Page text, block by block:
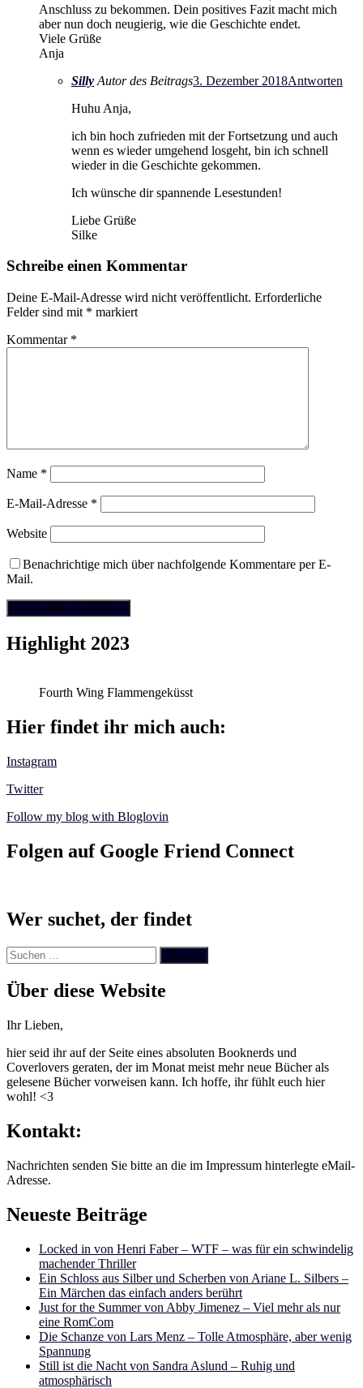
Anschluss zu bekommen. Dein positives Fazit macht mich
aber nun doch neugierig, wie die Geschichte endet.
Viele Grüße
Anja
Silly Autor des Beitrags3. Dezember 2018Antworten
Huhu Anja,
ich bin hoch zufrieden mit der Fortsetzung und auch
wenn es wieder umgehend losgeht, bin ich schnell
wieder in die Geschichte gekommen.
Ich wünsche dir spannende Lesestunden!
Liebe Grüße
Silke
Schreibe einen Kommentar
Deine E-Mail-Adresse wird nicht veröffentlicht. Erforderliche
Felder sind mit * markiert
Kommentar *
Name *
E-Mail-Adresse *
Website
Benachrichtige mich über nachfolgende Kommentare per E-
Mail.
Highlight 2023
Fourth Wing Flammengeküsst
Hier findet ihr mich auch:
Instagram
Twitter
Follow my blog with Bloglovin
Folgen auf Google Friend Connect
Wer suchet, der findet
Suchen
nach:
Über diese Website
Ihr Lieben,
hier seid ihr auf der Seite eines absoluten Booknerds und
Coverlovers geraten, der im Monat meist mehr neue Bücher als
gelesene Bücher vorweisen kann. Ich hoffe, ihr fühlt euch hier
wohl! <3
Kontakt:
Nachrichten senden Sie bitte an die im Impressum hinterlegte eMail-
Adresse.
Neueste Beiträge
Locked in von Henri Faber – WTF – was für ein schwindelig
machender Thriller
Ein Schloss aus Silber und Scherben von Ariane L. Silbers –
Ein Märchen das einfach anders berührt
Just for the Summer von Abby Jimenez – Viel mehr als nur
eine RomCom
Die Schanze von Lars Menz – Tolle Atmosphäre, aber wenig
Spannung
Still ist die Nacht von Sandra Aslund – Ruhig und
atmosphärisch